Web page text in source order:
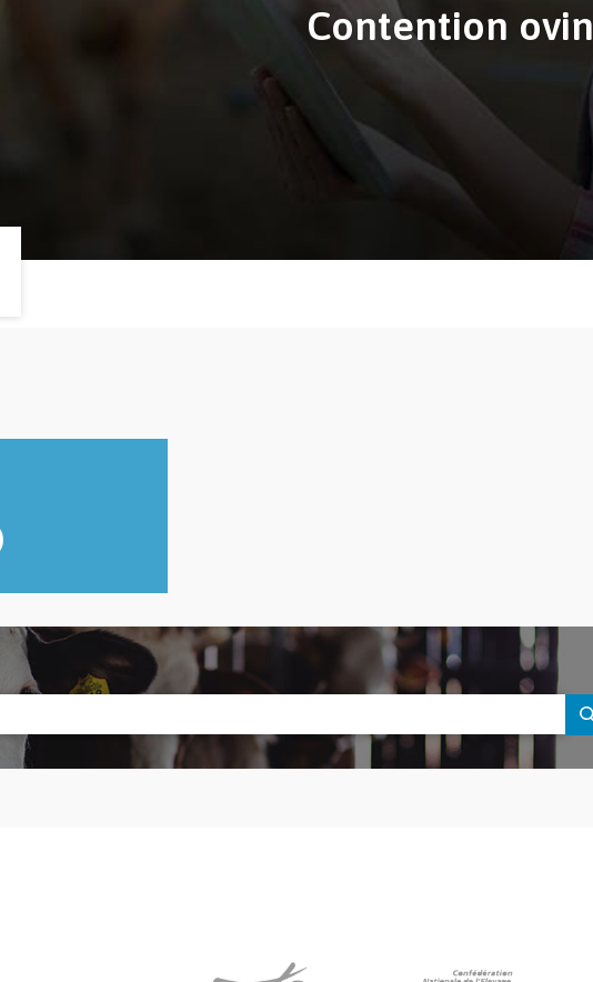
Contention ovin